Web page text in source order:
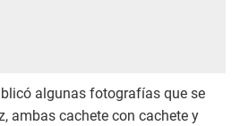
algunas fotografías que se
ambas cachete con cachete y